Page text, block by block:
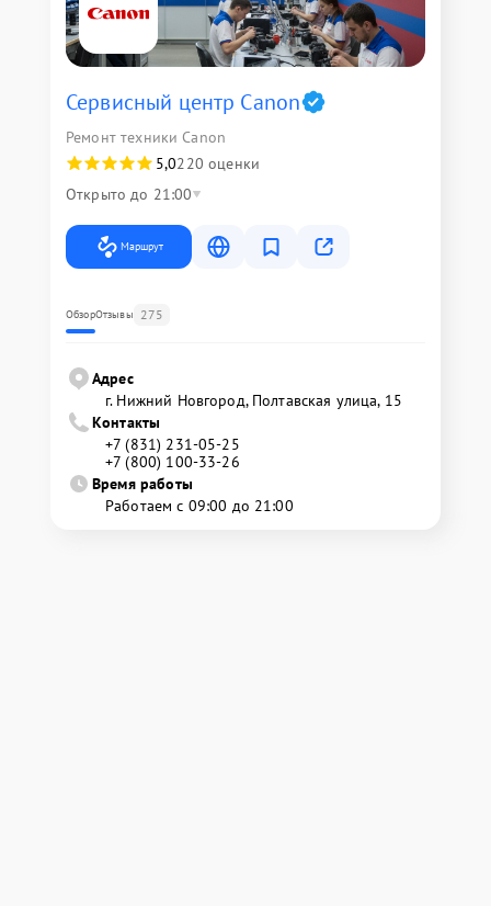
Сервисный центр Canon
Ремонт техники Canon
5,0220 оценки
Открыто до 21:00
Маршрут
ОбзорОтзывы 275
Адрес
г. Нижний Новгород, Полтавская улица, 15
Контакты
+7 (831) 231-05-25
+7 (800) 100-33-26
Время работы
Работаем с 09:00 до 21:00